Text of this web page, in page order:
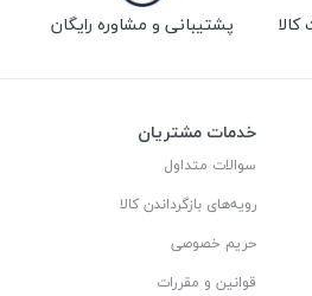
پشتیبانی و مشاوره رایگان
خدمات مشتریان
سوالات متداول
رویه‌های بازگرداندن کالا
حریم خصوصی
قوانین و مقررات